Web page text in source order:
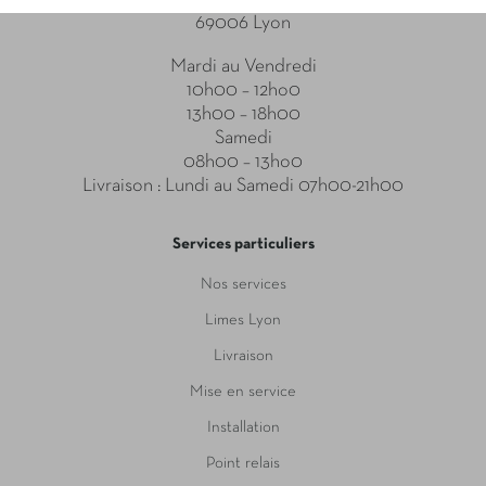
69006 Lyon
Mardi au Vendredi
10h00 – 12ho0
13h00 – 18h00
Samedi
08h00 – 13ho0
Livraison : Lundi au Samedi 07h00-21h00
Services particuliers
Nos services
Limes Lyon
Livraison
Mise en service
Installation
Point relais